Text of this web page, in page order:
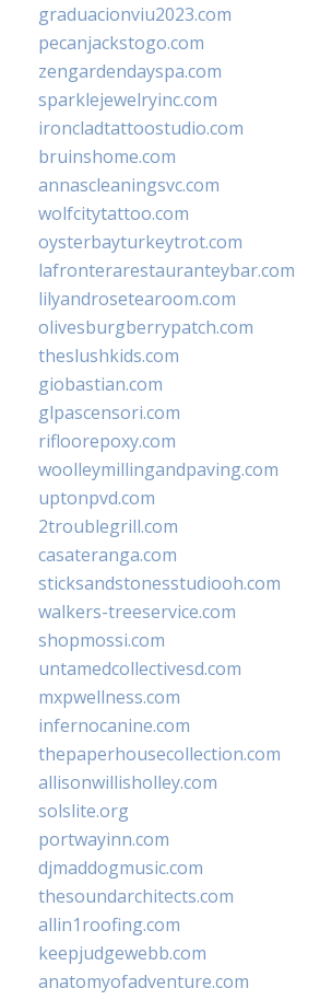
graduacionviu2023.com
pecanjackstogo.com
zengardendayspa.com
sparklejewelryinc.com
ironcladtattoostudio.com
bruinshome.com
annascleaningsvc.com
wolfcitytattoo.com
oysterbayturkeytrot.com
lafronterarestauranteybar.com
lilyandrosetearoom.com
olivesburgberrypatch.com
theslushkids.com
giobastian.com
glpascensori.com
rifloorepoxy.com
woolleymillingandpaving.com
uptonpvd.com
2troublegrill.com
casateranga.com
sticksandstonesstudiooh.com
walkers-treeservice.com
shopmossi.com
untamedcollectivesd.com
mxpwellness.com
infernocanine.com
thepaperhousecollection.com
allisonwillisholley.com
solslite.org
portwayinn.com
djmaddogmusic.com
thesoundarchitects.com
allin1roofing.com
keepjudgewebb.com
anatomyofadventure.com